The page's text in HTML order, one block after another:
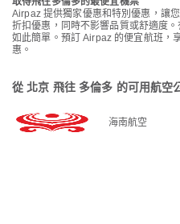
Airpaz 提供獨家優惠和特別優惠，讓
折扣優惠，同時不影響品質或舒適度
如此簡單。預訂 Airpaz 的便宜航班，
惠。
從 北京 飛往 多倫多 的可用航空
海南航空